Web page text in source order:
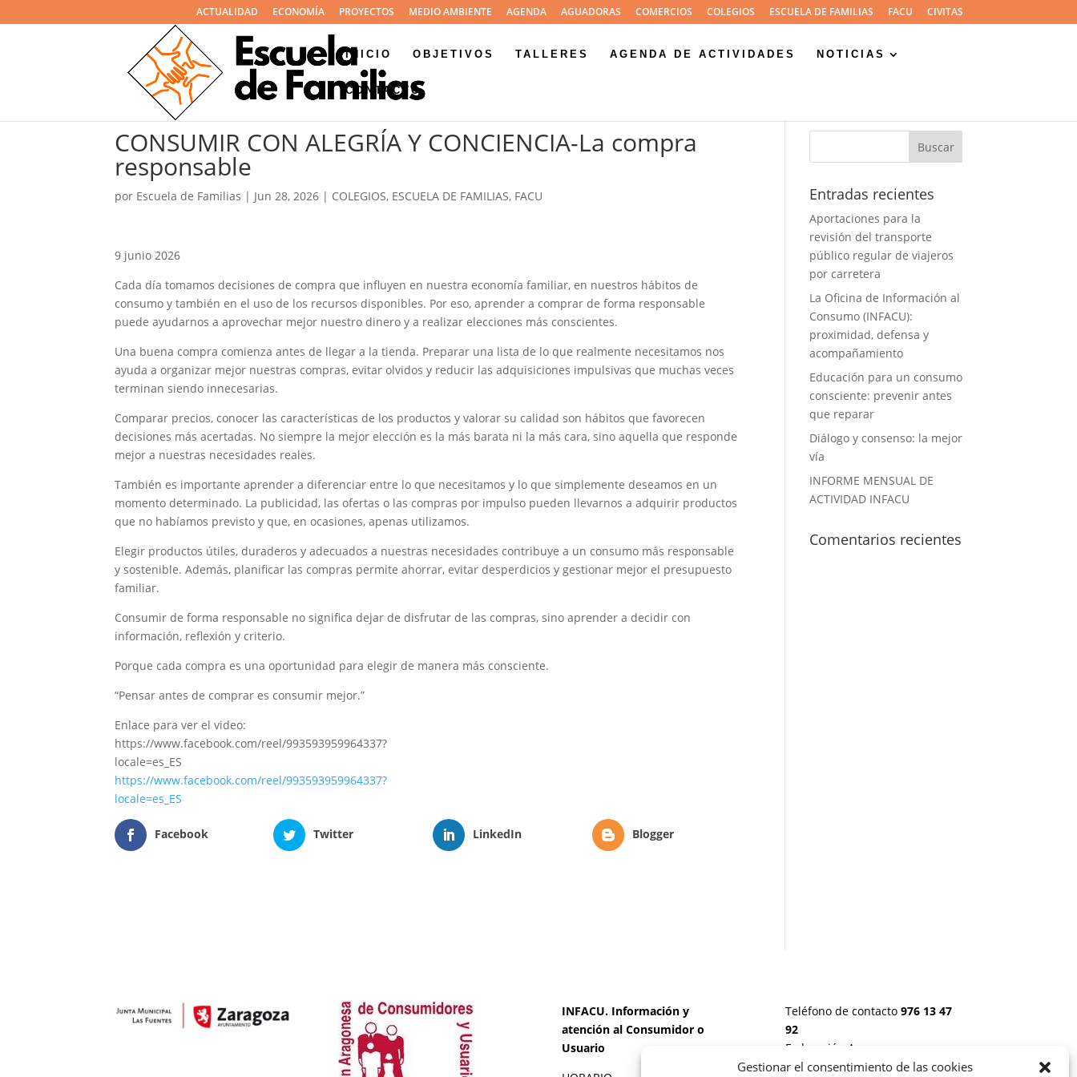
Gestionar el consentimiento de las cookies
ACTUALIDAD ECONOMÍA PROYECTOS MEDIO AMBIENTE AGENDA AGUADORAS COMERCIOS COLEGIOS ESCUELA DE FAMILIAS FACU CIVITAS
INICIO OBJETIVOS TALLERES AGENDA DE ACTIVIDADES NOTICIAS
CONTACTO
CONSUMIR CON ALEGRÍA Y CONCIENCIA-La compra
responsable
por Escuela de Familias | Jun 28, 2026| COLEGIOS, ESCUELA DE FAMILIAS, FACU
9 junio 2026
Cada día tomamos decisiones de compra que influyen en nuestra economía familiar, en nuestros hábitos de
consumo y también en el uso de los recursos disponibles. Por eso, aprender a comprar de forma responsable
puede ayudarnos a aprovechar mejor nuestro dinero y a realizar elecciones más conscientes.
Una buena compra comienza antes de llegar a la tienda. Preparar una lista de lo que realmente necesitamos nos
ayuda a organizar mejor nuestras compras, evitar olvidos y reducir las adquisiciones impulsivas que muchas veces
terminan siendo innecesarias.
Comparar precios, conocer las características de los productos y valorar su calidad son hábitos que favorecen
decisiones más acertadas. No siempre la mejor elección es la más barata ni la más cara, sino aquella que responde
mejor a nuestras necesidades reales.
También es importante aprender a diferenciar entre lo que necesitamos y lo que simplemente deseamos en un
momento determinado. La publicidad, las ofertas o las compras por impulso pueden llevarnos a adquirir productos
que no habíamos previsto y que, en ocasiones, apenas utilizamos.
Elegir productos útiles, duraderos y adecuados a nuestras necesidades contribuye a un consumo más responsable
y sostenible. Además, planificar las compras permite ahorrar, evitar desperdicios y gestionar mejor el presupuesto
familiar.
Consumir de forma responsable no significa dejar de disfrutar de las compras, sino aprender a decidir con
información, reflexión y criterio.
Porque cada compra es una oportunidad para elegir de manera más consciente.
“Pensar antes de comprar es consumir mejor.”
Enlace para ver el video:
https://www.facebook.com/reel/993593959964337?
locale=es_ES
https://www.facebook.com/reel/993593959964337?
locale=es_ES
Facebook Twitter LinkedIn Blogger
Entradas recientes
Aportaciones para la
revisión del transporte
público regular de viajeros
por carretera
La Oficina de Información al
Consumo (INFACU):
proximidad, defensa y
acompañamiento
Educación para un consumo
consciente: prevenir antes
que reparar
Diálogo y consenso: la mejor
vía
INFORME MENSUAL DE
ACTIVIDAD INFACU
Comentarios recientes
INFACU. Información y
atención al Consumidor o
Usuario
Teléfono de contacto 976 13 47
92
Federación Aragonesa
Consumidores y Usuarios. FACU,